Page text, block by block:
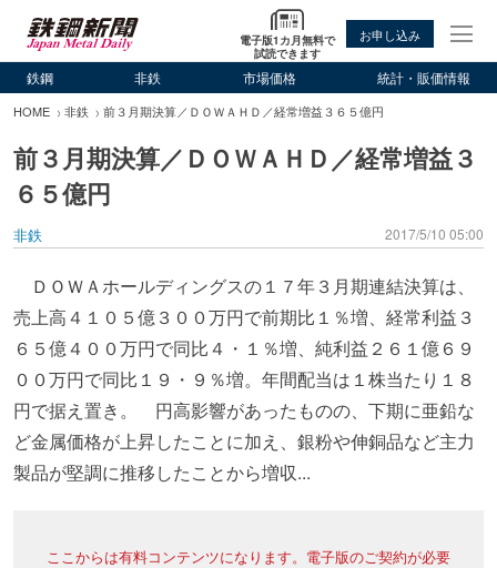
電子版1カ月無料で
試読できます
お申し込み
鉄鋼 非鉄 市場価格 統計・販価情報
HOME 非鉄 前３月期決算／ＤＯＷＡＨＤ／経常増益３６５億円
前３月期決算／ＤＯＷＡＨＤ／経常増益３
６５億円
非鉄 2017/5/10 05:00
ＤＯＷＡホールディングスの１７年３月期連結決算は、
売上高４１０５億３００万円で前期比１％増、経常利益３
６５億４００万円で同比４・１％増、純利益２６１億６９
００万円で同比１９・９％増。年間配当は１株当たり１８
円で据え置き。 円高影響があったものの、下期に亜鉛な
ど金属価格が上昇したことに加え、銀粉や伸銅品など主力
製品が堅調に推移したことから増収...
ここからは有料コンテンツになります。電子版のご契約が必要